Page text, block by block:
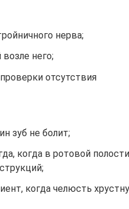
нерва;
него;
отсутствия
зуб не болит;
когда в ротовой полости
когда челюсть